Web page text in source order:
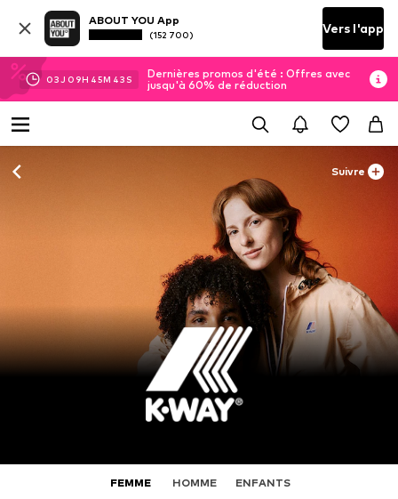
ABOUT YOU App
(152 700) Vers l'app
03J 09H 45M 41 S
Dernières promos d'été : Offres avec
jusqu'à 60% de réduction
Suivre
FEMME HOMME ENFANTS